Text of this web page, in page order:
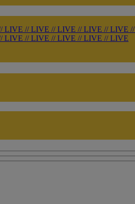
LIVE // LIVE // LIVE // LIVE // LIVE //
LIVE // LIVE // LIVE // LIVE // LIVE